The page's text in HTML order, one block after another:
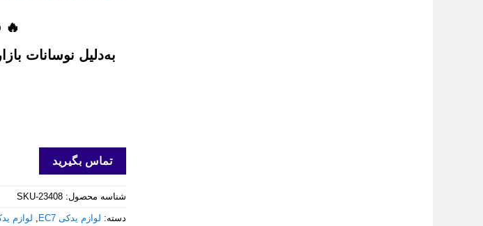
🔥
به‌دلیل نوسانات
تماس بگیرید
شناسه محصول: SKU-23408
دسته: لوازم یدکی EC7 لوازم